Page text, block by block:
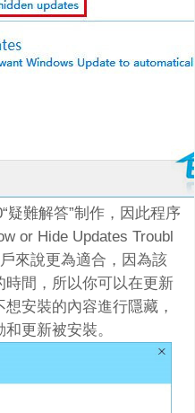
難解答”制作，因此程序
or Hide Updates Troubl
來說更為適合，因為該
間，所以你可以在更新
安裝的內容進行隱藏，
更新被安裝。